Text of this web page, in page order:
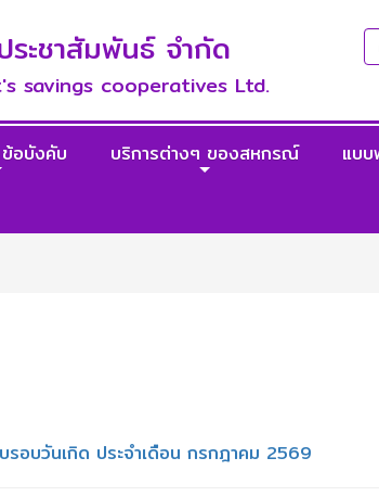
ะชาสัมพันธ์ จำกัด
savings cooperatives Ltd.
อบังคับ บริการต่างๆ ของสหกรณ์ แบ
รอบวันเกิด ประจำเดือน กรกฎาคม 2569